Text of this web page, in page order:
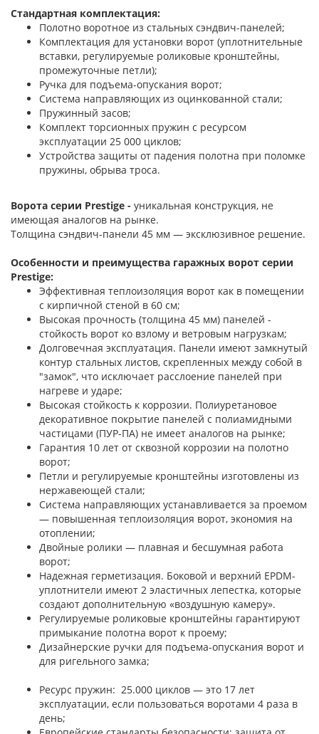
Стандартная комплектация:
Полотно воротное из стальных сэндвич-панелей;
Комплектация для установки ворот (уплотнительные
вставки, регулируемые роликовые кронштейны,
промежуточные петли);
Ручка для подъема-опускания ворот;
Система направляющих из оцинкованной стали;
Пружинный засов;
Комплект торсионных пружин с ресурсом
эксплуатации 25 000 циклов;
Устройства защиты от падения полотна при поломке
пружины, обрыва троса.
Ворота серии Prestige - уникальная конструкция, не
имеющая аналогов на рынке.
Толщина сэндвич-панели 45 мм — эксклюзивное решение.
Особенности и преимущества гаражных ворот серии
Prestige:
Эффективная теплоизоляция ворот как в помещении
с кирпичной стеной в 60 см;
Высокая прочность (толщина 45 мм) панелей -
стойкость ворот ко взлому и ветровым нагрузкам;
Долговечная эксплуатация. Панели имеют замкнутый
контур стальных листов, скрепленных между собой в
"замок", что исключает расслоение панелей при
нагреве и ударе;
Высокая стойкость к коррозии. Полиуретановое
декоративное покрытие панелей с полиамидными
частицами (ПУР-ПА) не имеет аналогов на рынке;
Гарантия 10 лет от сквозной коррозии на полотно
ворот;
Петли и регулируемые кронштейны изготовлены из
нержавеющей стали;
Система направляющих устанавливается за проемом
— повышенная теплоизоляция ворот, экономия на
отоплении;
Двойные ролики — плавная и бесшумная работа
ворот;
Надежная герметизация. Боковой и верхний EPDM-
уплотнители имеют 2 эластичных лепестка, которые
создают дополнительную «воздушную камеру».
Регулируемые роликовые кронштейны гарантируют
примыкание полотна ворот к проему;
Дизайнерские ручки для подъема-опускания ворот и
для ригельного замка;
Ресурс пружин: 25.000 циклов — это 17 лет
эксплуатации, если пользоваться воротами 4 раза в
день;